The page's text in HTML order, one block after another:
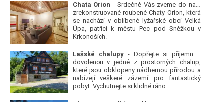
Chata Orion - Srdečně Vás zveme do naší
zrekonstruované roubené Chaty Orion, která
se nachází v oblíbené lyžařské obci Velká
Úpa, patřící k městu Pec pod Sněžkou v
Krkonoších.
Lašské chalupy- Dopřejte si příjemnou
dovolenou v jedné z prostorných chalup,
které jsou obklopeny nádhernou přírodou a
nabízejí veškeré zázemí pro fantastický
pobyt. Vychutnejte si klidné ráno...